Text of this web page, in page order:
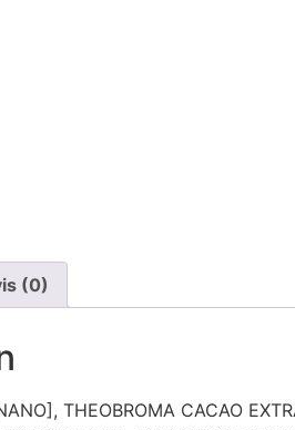
(0)
THEOBROMA CACAO